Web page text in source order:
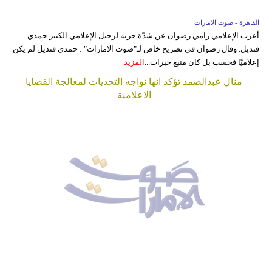
القاهرة - صوت الامارات
أعرب الإعلامي رامي رضوان عن شدّة حزنه لرحيل الإعلامي الكبير حمدي
قنديل. وقال رضوان في تصريح خاص لـ"صوت الامارات" : حمدي قنديل لم يكن
إعلاميًا فحسب بل كان منبع خبرات...
المزيد
منال عبدالصمد تؤكد انها نواجه التحديات لمعالجة القضايا
الاعلامية